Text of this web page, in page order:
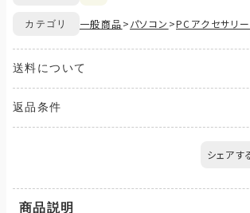
カテゴリ 一般商品>パソコン >PCアクセサリー
送料について
じて異なります。
また、複数の商品を同時にご購入された場合
ご購入のお手続きの際、「お届け先入力」の
配送・送料について
返品条件
14日以内にQTnetお客さまセンターにお電
交換または返品とさせていただきます。（送
シェアす
商品説明